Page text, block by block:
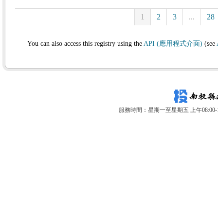
1 2 3 ... 28
You can also access this registry using the API (應用程式介面) (see
服務時間：星期一至星期五 上午